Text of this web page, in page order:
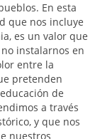
En esta
que nos incluye
es un valor que
instalarnos en
entre la
pretenden
de
a través
y que nos
nuestros